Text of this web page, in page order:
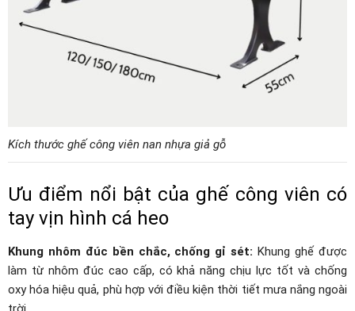
Kích thước ghế công viên nan nhựa giả gỗ
Ưu điểm nổi bật của ghế công viên có
tay vịn hình cá heo
Khung nhôm đúc bền chắc, chống gỉ sét:Khung ghế được
làm từ nhôm đúc cao cấp, có khả năng chịu lực tốt và chống
oxy hóa hiệu quả, phù hợp với điều kiện thời tiết mưa nắng ngoài